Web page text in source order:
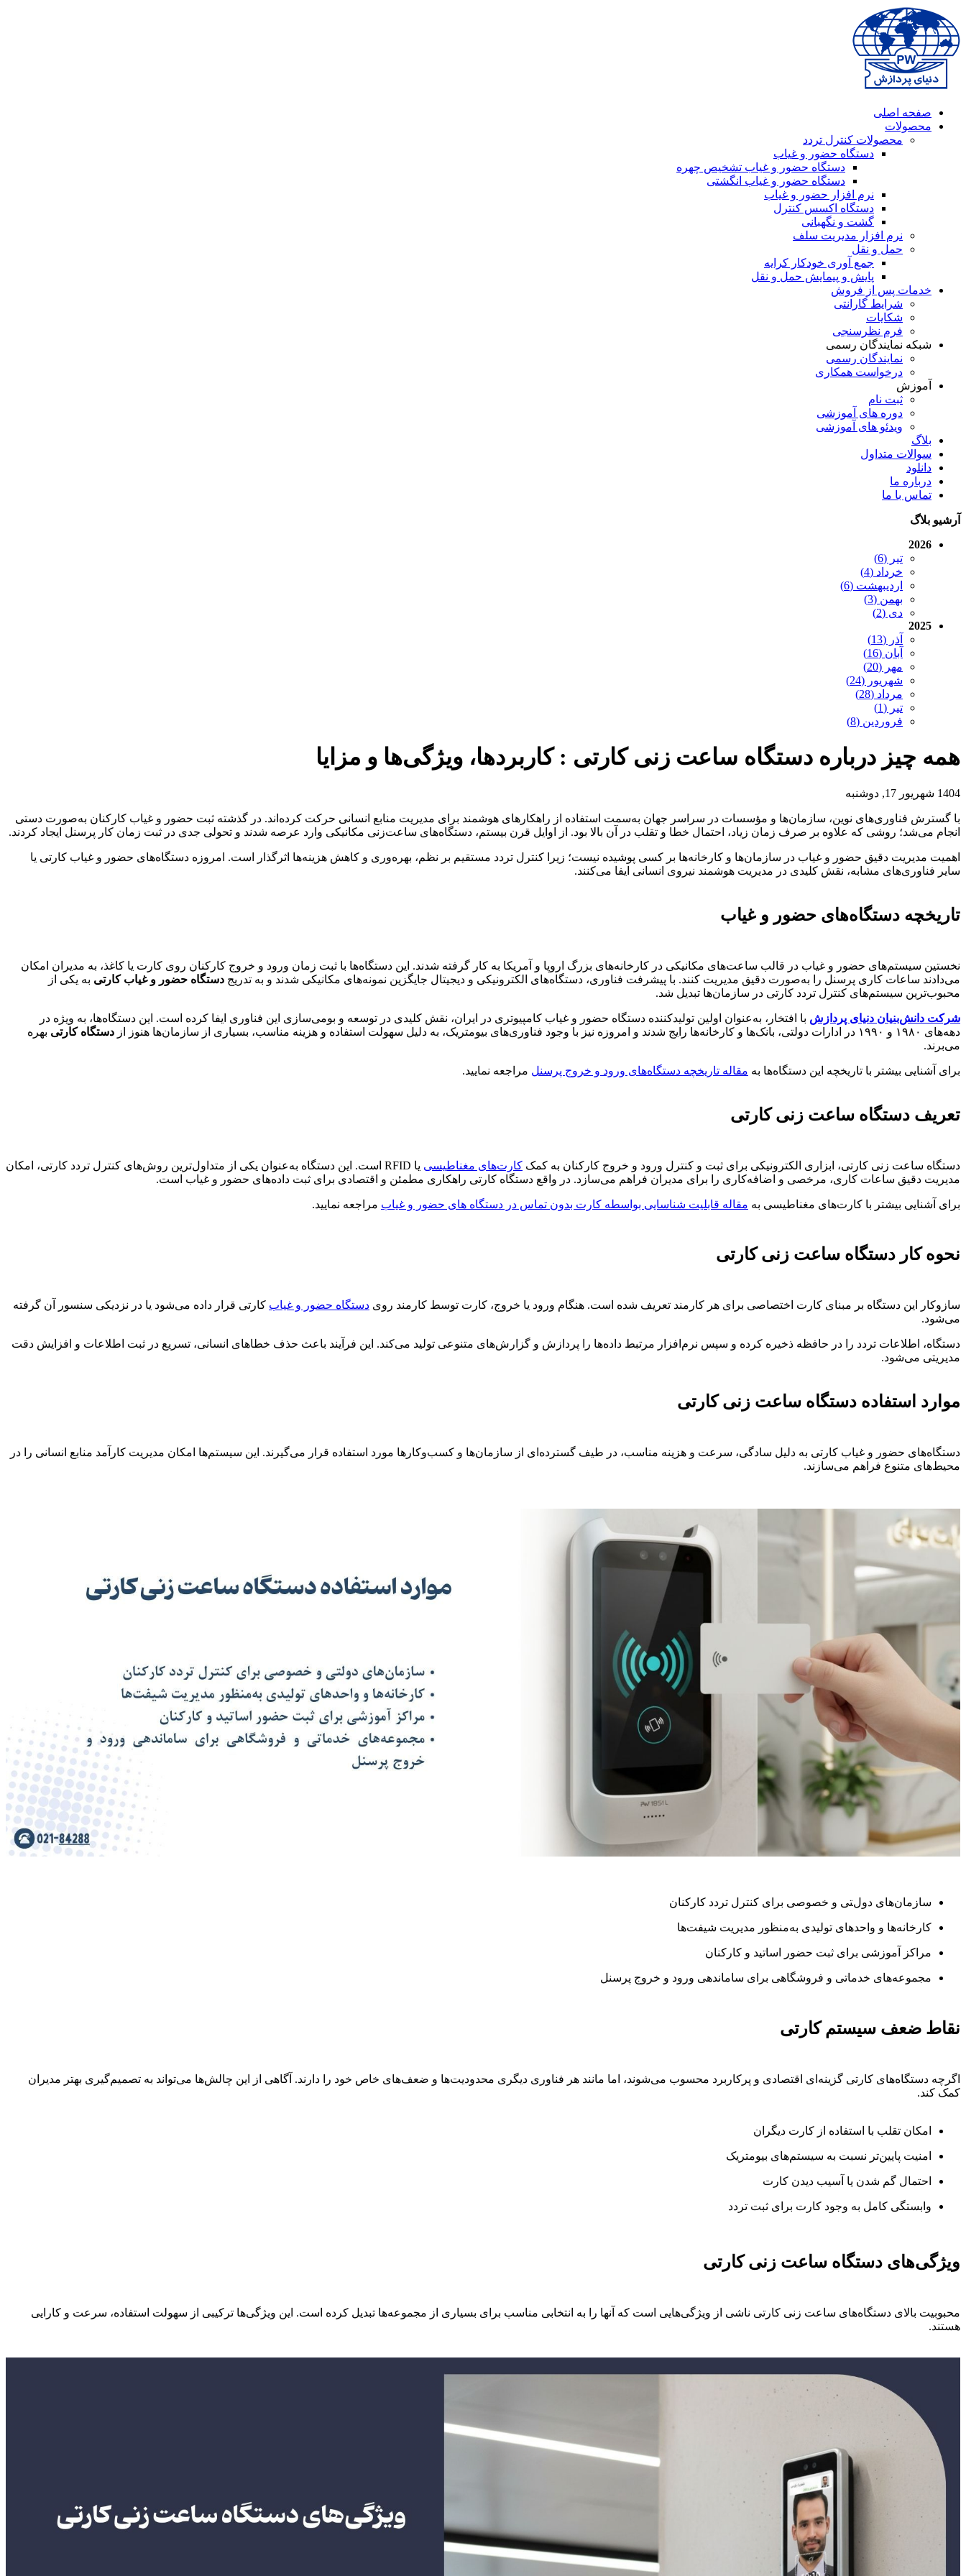
صفحه اصلی
محصولات
محصولات کنترل تردد
دستگاه حضور و غیاب
دستگاه حضور و غیاب تشخیص چهره
دستگاه حضور و غیاب انگشتی
نرم افزار حضور و غیاب
دستگاه اکسس کنترل
گشت و نگهبانی
نرم افزار مدیریت سلف
حمل و نقل
جمع آوری خودکار کرایه
پایش و پیمایش حمل و نقل
خدمات پس از فروش
شرایط گارانتی
شکایات
فرم نظرسنجی
شبکه نمایندگان رسمی
نمایندگان رسمی
درخواست همکاری
آموزش
ثبت نام
دوره های آموزشی
ویدئو های آموزشی
بلاگ
سوالات متداول
دانلود
درباره ما
تماس با ما
آرشیو بلاگ
2026
تیر (6)
خرداد (4)
اردیبهشت (6)
بهمن (3)
دی (2)
2025
آذر (13)
آبان (16)
مهر (20)
شهریور (24)
مرداد (28)
تیر (1)
فروردین (8)
همه چیز درباره دستگاه ساعت زنی کارتی : کاربردها، ویژگی‌ها و مزایا
1404 شهریور 17, دوشنبه
با گسترش فناوری‌های نوین، سازمان‌ها و مؤسسات در سراسر جهان به‌سمت استفاده از راهکارهای هوشمند برای مدیریت منابع انسانی حرکت کرده‌اند. در گذشته ثبت حضور و غیاب کارکنان به‌صورت دستی
انجام می‌شد؛ روشی که علاوه بر صرف زمان زیاد، احتمال خطا و تقلب در آن بالا بود. از اوایل قرن بیستم، دستگاه‌های ساعت‌زنی مکانیکی وارد عرصه شدند و تحولی جدی در ثبت زمان کار پرسنل ایجاد کردند.
اهمیت مدیریت دقیق حضور و غیاب در سازمان‌ها و کارخانه‌ها بر کسی پوشیده نیست؛ زیرا کنترل تردد مستقیم بر نظم، بهره‌وری و کاهش هزینه‌ها اثرگذار است. امروزه دستگاه‌های حضور و غیاب کارتی یا
سایر فناوری‌های مشابه، نقش کلیدی در مدیریت هوشمند نیروی انسانی ایفا می‌کنند.
تاریخچه دستگاه‌های حضور و غیاب
نخستین سیستم‌های حضور و غیاب در قالب ساعت‌های مکانیکی در کارخانه‌های بزرگ اروپا و آمریکا به کار گرفته شدند. این دستگاه‌ها با ثبت زمان ورود و خروج کارکنان روی کارت یا کاغذ، به مدیران امکان
می‌دادند ساعات کاری پرسنل را به‌صورت دقیق مدیریت کنند. با پیشرفت فناوری، دستگاه‌های الکترونیکی و دیجیتال جایگزین نمونه‌های مکانیکی شدند و به تدریج دستگاه حضور و غیاب کارتی به یکی از
محبوب‌ترین سیستم‌های کنترل تردد کارتی در سازمان‌ها تبدیل شد.
شرکت دانش‌بنیان دنیای پردازش با افتخار، به‌عنوان اولین تولیدکننده دستگاه حضور و غیاب کامپیوتری در ایران، نقش کلیدی در توسعه و بومی‌سازی این فناوری ایفا کرده است. این دستگاه‌ها، به ویژه در
دهه‌های ۱۹۸۰ و ۱۹۹۰ در ادارات دولتی، بانک‌ها و کارخانه‌ها رایج شدند و امروزه نیز با وجود فناوری‌های بیومتریک، به دلیل سهولت استفاده و هزینه مناسب، بسیاری از سازمان‌ها هنوز از
دستگاه کارتی بهره
می‌برند.
برای آشنایی بیشتر با تاریخچه این دستگاه‌‎ها به مقاله تاریخچه دستگاه‌های ورود و خروج پرسنل مراجعه نمایید.
تعریف دستگاه ساعت زنی کارتی
دستگاه ساعت زنی کارتی، ابزاری الکترونیکی برای ثبت و کنترل ورود و خروج کارکنان به کمک کارت‌های مغناطیسی
یا RFID است. این دستگاه به‌عنوان یکی از متداول‌ترین روش‌های کنترل تردد کارتی، امکان
مدیریت دقیق ساعات کاری، مرخصی و اضافه‌کاری را برای مدیران فراهم می‌سازد. در واقع دستگاه کارتی راهکاری مطمئن و اقتصادی برای ثبت داده‌های حضور و غیاب است.
برای آشنایی بیشتر با کارت‌های مغناطیسی به مقاله قابلیت شناسایی بواسطه کارت بدون تماس در دستگاه های حضور و غیاب مراجعه نمایید.
نحوه کار دستگاه ساعت زنی کارتی
سازوکار این دستگاه بر مبنای کارت اختصاصی برای هر کارمند تعریف شده است. هنگام ورود یا خروج، کارت توسط کارمند روی دستگاه حضور و غیاب کارتی قرار داده می‌شود یا در نزدیکی سنسور آن گرفته
می‌شود.
دستگاه، اطلاعات تردد را در حافظه ذخیره کرده و سپس نرم‌افزار مرتبط داده‌ها را پردازش و گزارش‌های متنوعی تولید می‌کند. این فرآیند باعث حذف خطاهای انسانی، تسریع در ثبت اطلاعات و افزایش دقت
مدیریتی می‌شود.
موارد استفاده دستگاه ساعت زنی کارتی
دستگاه‌های حضور و غیاب کارتی به دلیل سادگی، سرعت و هزینه مناسب، در طیف گسترده‌ای از سازمان‌ها و کسب‌وکارها مورد استفاده قرار می‌گیرند. این سیستم‌ها امکان مدیریت کارآمد منابع انسانی را در
محیط‌های متنوع فراهم می‌سازند.
سازمان‌های دولتی و خصوصی برای کنترل تردد کارکنان
کارخانه‌ها و واحدهای تولیدی به‌منظور مدیریت شیفت‌ها
مراکز آموزشی برای ثبت حضور اساتید و کارکنان
مجموعه‌های خدماتی و فروشگاهی برای ساماندهی ورود و خروج پرسنل
نقاط ضعف سیستم کارتی
اگرچه دستگاه‌های کارتی گزینه‌ای اقتصادی و پرکاربرد محسوب می‌شوند، اما مانند هر فناوری دیگری محدودیت‌ها و ضعف‌های خاص خود را دارند. آگاهی از این چالش‌ها می‌تواند به تصمیم‌گیری بهتر مدیران
کمک کند.
امکان تقلب با استفاده از کارت دیگران
امنیت پایین‌تر نسبت به سیستم‌های بیومتریک
احتمال گم شدن یا آسیب دیدن کارت
وابستگی کامل به وجود کارت برای ثبت تردد
ویژگی‌های دستگاه ساعت زنی کارتی
محبوبیت بالای دستگاه‌های ساعت زنی کارتی ناشی از ویژگی‌هایی است که آنها را به انتخابی مناسب برای بسیاری از مجموعه‌ها تبدیل کرده است. این ویژگی‌ها ترکیبی از سهولت استفاده، سرعت و کارایی
هستند.